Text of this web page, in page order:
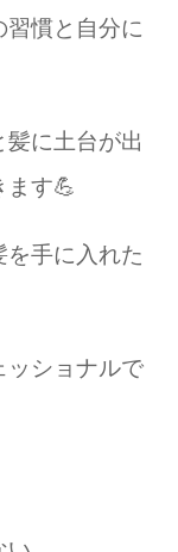
慣と自分に
に土台が出
す💪
手に入れた
ショナルで